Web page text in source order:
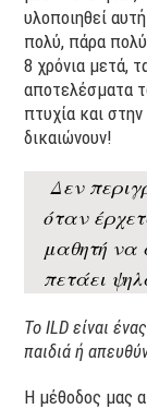
υλοποιηθεί
πολύ, πάρα πολύ
8 χρόνια μετά,
αποτελέσματα
πτυχία και
δικαιώνουν!
Δεν
όταν
μαθητή να
πετάει
Το ILD είναι
παιδιά ή
Η μέθοδος μας